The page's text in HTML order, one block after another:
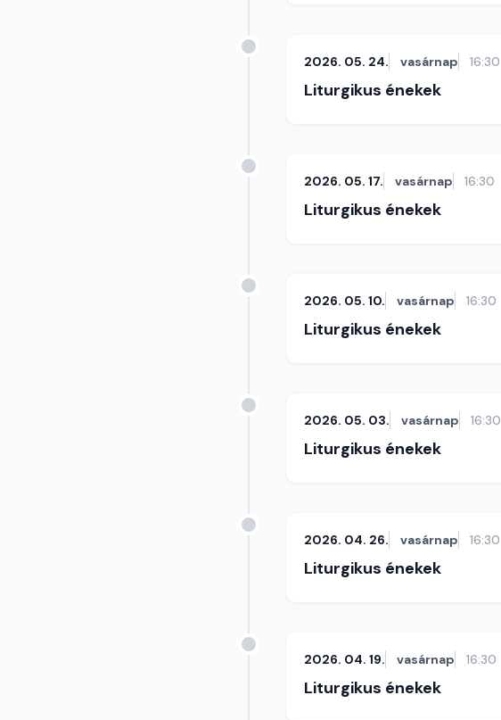
2026. 05. 24. vasárnap 16:30
Liturgikus énekek
2026. 05. 17. vasárnap 16:30
Liturgikus énekek
2026. 05. 10. vasárnap 16:30
Liturgikus énekek
2026. 05. 03. vasárnap 16:30
Liturgikus énekek
2026. 04. 26. vasárnap 16:30
Liturgikus énekek
2026. 04. 19. vasárnap 16:30
Liturgikus énekek